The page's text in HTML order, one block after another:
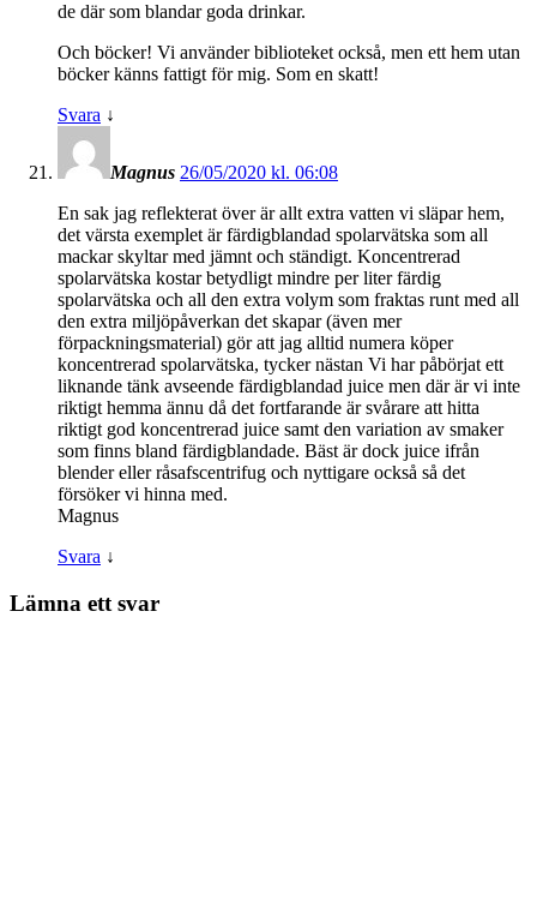
de där som blandar goda drinkar.
Och böcker! Vi använder biblioteket också, men ett hem utan
böcker känns fattigt för mig. Som en skatt!
Svara ↓
Magnus 26/05/2020 kl. 06:08
En sak jag reflekterat över är allt extra vatten vi släpar hem,
det värsta exemplet är färdigblandad spolarvätska som all
mackar skyltar med jämnt och ständigt. Koncentrerad
spolarvätska kostar betydligt mindre per liter färdig
spolarvätska och all den extra volym som fraktas runt med all
den extra miljöpåverkan det skapar (även mer
förpackningsmaterial) gör att jag alltid numera köper
koncentrerad spolarvätska, tycker nästan Vi har påbörjat ett
liknande tänk avseende färdigblandad juice men där är vi inte
riktigt hemma ännu då det fortfarande är svårare att hitta
riktigt god koncentrerad juice samt den variation av smaker
som finns bland färdigblandade. Bäst är dock juice ifrån
blender eller råsafscentrifug och nyttigare också så det
försöker vi hinna med.
Magnus
Svara ↓
Lämna ett svar